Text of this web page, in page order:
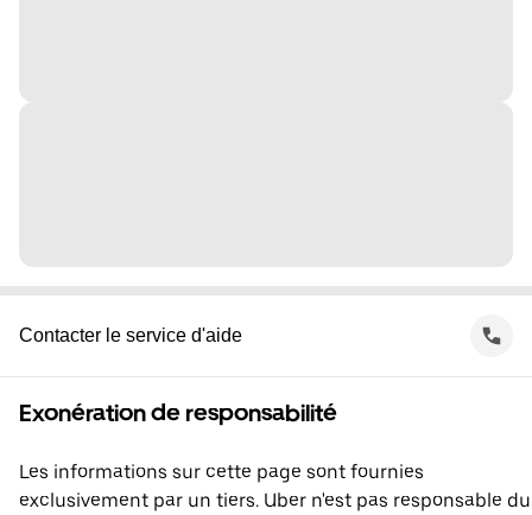
Contacter le service d'aide
Exonération de responsabilité
Les informations sur cette page sont fournies
exclusivement par un tiers. Uber n'est pas responsable du